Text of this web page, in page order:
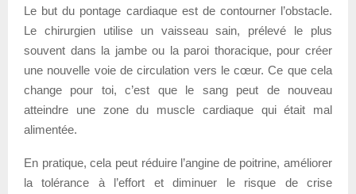
Le but du pontage cardiaque est de contourner l’obstacle.
Le chirurgien utilise un vaisseau sain, prélevé le plus
souvent dans la jambe ou la paroi thoracique, pour créer
une nouvelle voie de circulation vers le cœur. Ce que cela
change pour toi, c’est que le sang peut de nouveau
atteindre une zone du muscle cardiaque qui était mal
alimentée.
En pratique, cela peut réduire l’angine de poitrine, améliorer
la tolérance à l’effort et diminuer le risque de crise